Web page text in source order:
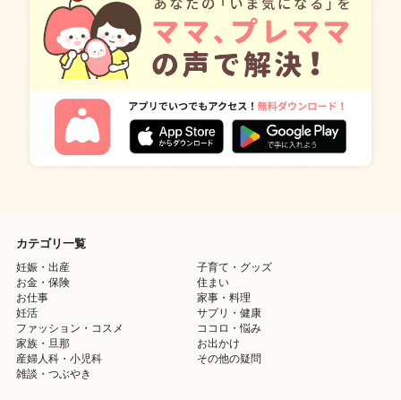
カテゴリ一覧
妊娠・出産
子育て・グッズ
お金・保険
住まい
お仕事
家事・料理
妊活
サプリ・健康
ファッション・コスメ
ココロ・悩み
家族・旦那
お出かけ
産婦人科・小児科
その他の疑問
雑談・つぶやき